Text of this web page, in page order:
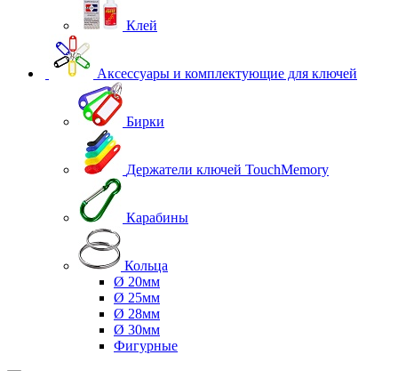
Клей
Аксессуары и комплектующие для ключей
Бирки
Держатели ключей TouchMemory
Карабины
Кольца
Ø 20мм
Ø 25мм
Ø 28мм
Ø 30мм
Фигурные